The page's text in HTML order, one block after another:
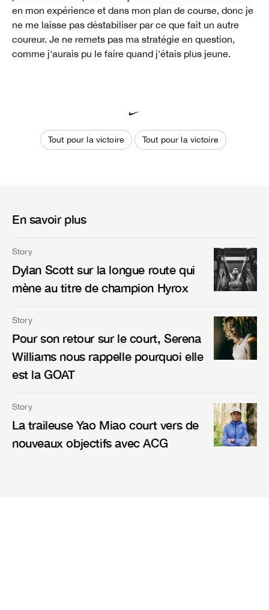
en mon expérience et dans mon plan de course, donc je
ne me laisse pas déstabiliser par ce que fait un autre
coureur. Je ne remets pas ma stratégie en question,
comme j'aurais pu le faire quand j'étais plus jeune.
Tout pour la victoire Tout pour la victoire
En savoir plus
Story
Dylan Scott sur la longue route qui
mène au titre de champion Hyrox
Story
Pour son retour sur le court, Serena
Williams nous rappelle pourquoi elle
est la GOAT
Story
La traileuse Yao Miao court vers de
nouveaux objectifs avec ACG